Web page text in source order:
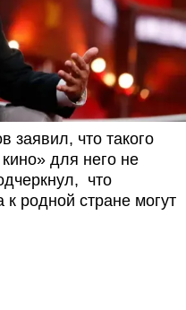
заявил, что такого
для него не
что
родной стране могут